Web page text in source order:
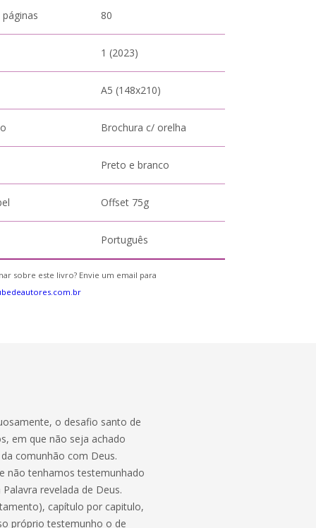
80
1 (2023)
A5 (148x210)
Brochura c/ orelha
Preto e branco
Offset 75g
Português
sobre este livro? Envie um email para
o desafio santo de
em que não seja achado
comunhão com Deus.
não tenhamos testemunhado
revelada de Deus.
capítulo por capitulo,
próprio testemunho o de